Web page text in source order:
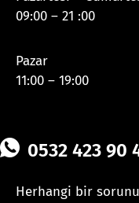
09:00 – 21 :00
Pazar
11:00 – 19:00
0532 423 90
Herhangi bir